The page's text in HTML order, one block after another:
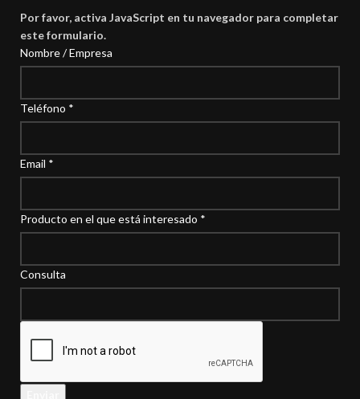
Por favor, activa JavaScript en tu navegador para completar
este formulario.
Nombre / Empresa
Teléfono *
Email *
Producto en el que está interesado *
Consulta